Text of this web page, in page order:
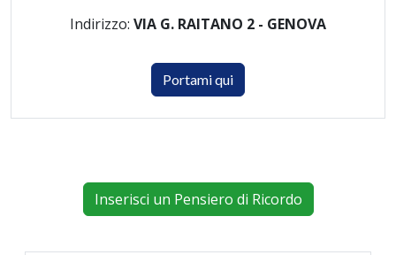
Indirizzo: VIA G. RAITANO 2 - GENOVA
Portami qui
Inserisci un Pensiero di Ricordo